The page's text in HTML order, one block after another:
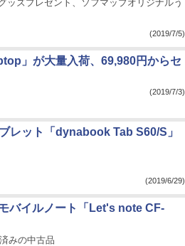
ッズプレゼント、ソフマップオリジナルう
(2019/7/5)
」が大量入荷、69,980円からセ
(2019/7/3)
レット「dynabook Tab S60/S」
(2019/6/29)
バイルノート「Let's note CF-
みの中古品